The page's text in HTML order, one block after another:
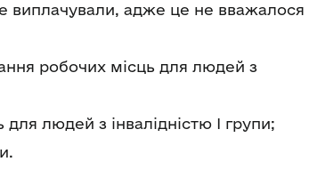
виплачували, адже це не вважалося
робочих місць для людей з
людей з інвалідністю I групи;